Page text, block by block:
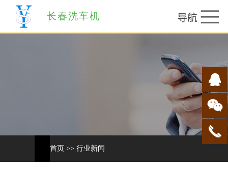
长春洗车机
首页 >> 行业新闻